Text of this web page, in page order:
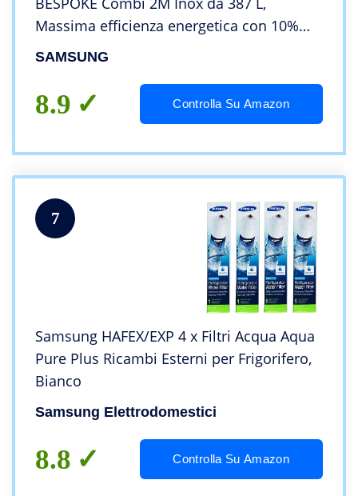
Massima efficienza energetica con 10%
extra, Tecnologia SpaceMax, Twin Cooling
SAMSUNG
8.9 Controlla Su Amazon
7
Samsung HAFEX/EXP 4 x Filtri Acqua Aqua
Pure Plus Ricambi Esterni per Frigorifero,
Bianco
Samsung Elettrodomestici
8.8 Controlla Su Amazon